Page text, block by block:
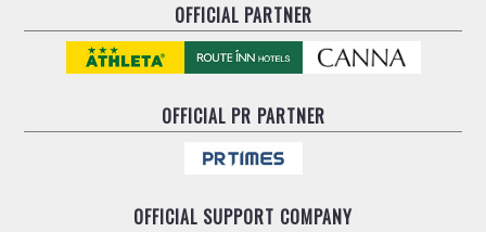
OFFICIAL PARTNER
OFFICIALPR PARTNER
OFFICIAL SUPPORT COMPANY